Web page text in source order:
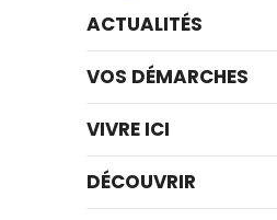
ACTUALITÉS
VOS DÉMARCHES
VIVRE ICI
DÉCOUVRIR